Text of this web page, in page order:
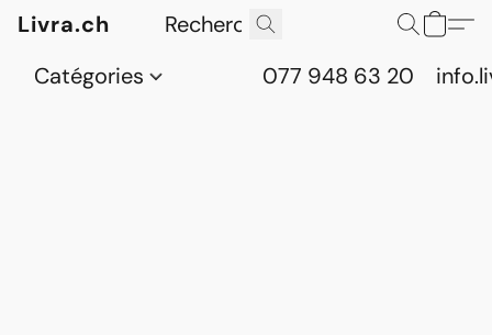
Livra.ch
Catégories
077 948 63 20